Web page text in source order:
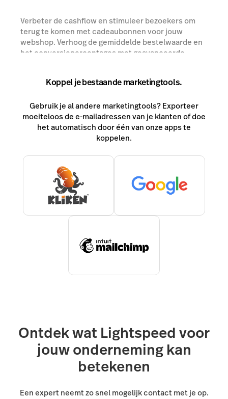
Verbeter de cashflow en stimuleer bezoekers om
terug te komen met cadeaubonnen voor jouw
webshop. Verhoog de gemiddelde bestelwaarde en
het conversiepercentages met geavanceerde
Praat met een expert
Koppel je bestaande marketingtools.
Gebruik je al andere marketingtools? Exporteer
moeiteloos de e-mailadressen van je klanten of doe
het automatisch door één van onze apps te
koppelen.
Ontdek wat Lightspeed voor
jouw onderneming kan
betekenen
Een expert neemt zo snel mogelijk contact met je op.